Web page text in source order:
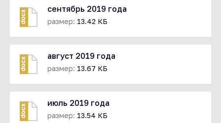
docx
сентябрь 2019 года
размер: 13.42 КБ
docx
август 2019 года
размер: 13.67 КБ
docx
июль 2019 года
размер: 13.54 КБ